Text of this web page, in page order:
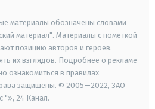
материалы обозначены словами
материал". Материалы с пометкой
позицию авторов и героев.
их взглядов. Подробнее о рекламе
ознакомиться в правилах
защищены. © 2005—2022, ЗАО
"», 24 Канал.